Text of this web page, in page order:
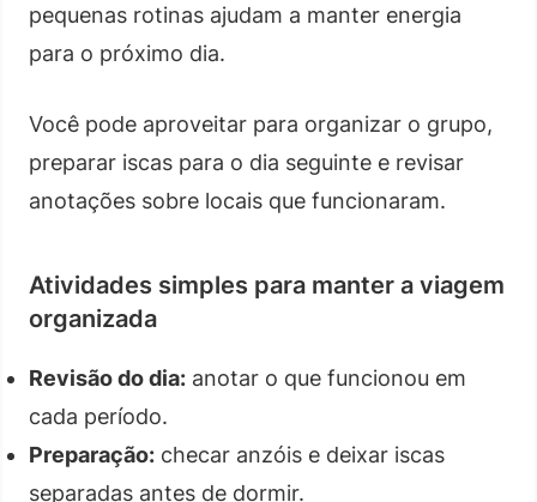
pequenas rotinas ajudam a manter energia
para o próximo dia.
Você pode aproveitar para organizar o grupo,
preparar iscas para o dia seguinte e revisar
anotações sobre locais que funcionaram.
Atividades simples para manter a viagem
organizada
Revisão do dia: anotar o que funcionou em
cada período.
Preparação: checar anzóis e deixar iscas
separadas antes de dormir.